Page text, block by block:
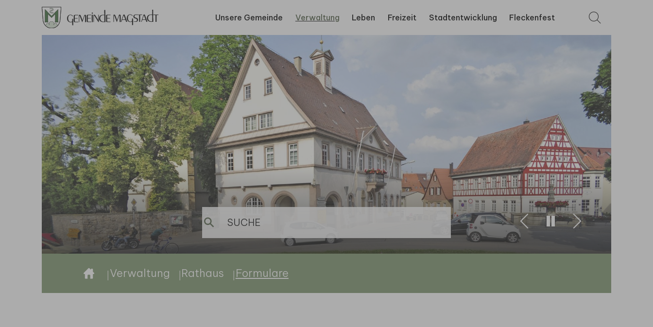
Zum Hauptinhalt springen
Unsere Gemeinde
Verwaltung Leben Freizeit Stadtentwicklung Fleckenfest
Zurück Weiter
Verwaltung Rathaus Formulare